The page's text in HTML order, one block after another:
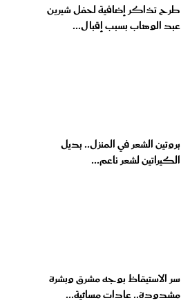
طرح تذاكر إضافية لحفل شيرين
عبد الوهاب بسبب إقبال...
بروتين الشعر في المنزل.. بديل
الكيراتين لشعر ناعم...
سر الاستيقاظ بوجه مشرق وبشرة
مشدودة.. عادات مسائية...